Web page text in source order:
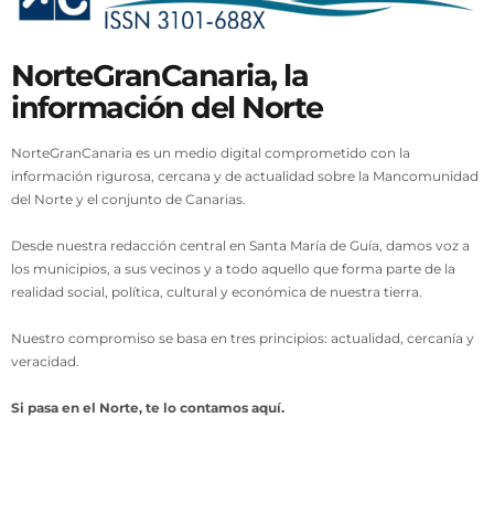
NorteGranCanaria, la
información del Norte
NorteGranCanaria es un medio digital comprometido con la
información rigurosa, cercana y de actualidad sobre la Mancomunidad
del Norte y el conjunto de Canarias.
Desde nuestra redacción central en Santa María de Guía, damos voz a
los municipios, a sus vecinos y a todo aquello que forma parte de la
realidad social, política, cultural y económica de nuestra tierra.
Nuestro compromiso se basa en tres principios: actualidad, cercanía y
veracidad.
Si pasa en el Norte, te lo contamos aquí.